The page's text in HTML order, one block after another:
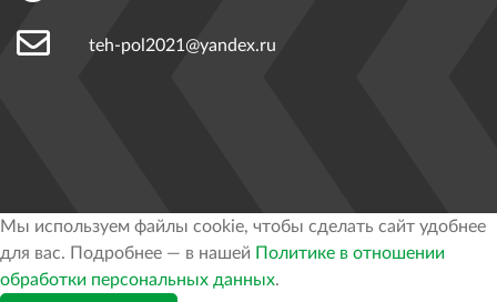
teh-pol2021@yandex.ru
Мы используем файлы cookie, чтобы сделать сайт удобнее
для вас. Подробнее — в нашей Политике в отношении
обработки персональных данных.